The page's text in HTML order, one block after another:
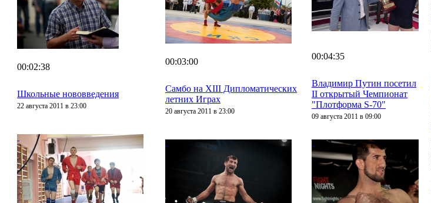
00:02:38
Школьные нововведения
22 августа 2011 в 23:00
00:03:00
Самбо на XIII Дипломатических
летних Играх
20 августа 2011 в 23:00
00:04:35
Владимир Путин посетил
II открытый Чемпионат
"Плотформа S-70"
09 августа 2011 в 09:00